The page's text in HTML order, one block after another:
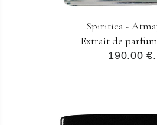
Spiritica -
Extrait de
190.00 €.